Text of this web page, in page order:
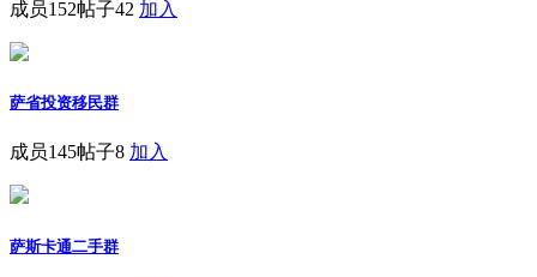
成员152帖子42 加入
萨省投资移民群
成员145帖子8 加入
萨斯卡通二手群